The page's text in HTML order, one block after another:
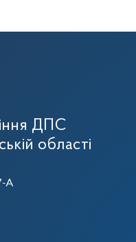
ДПС
області
А